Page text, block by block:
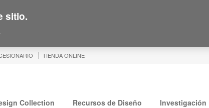
TIENDA ONLINE
Collection Recursos de Diseño Investigación
sitio.